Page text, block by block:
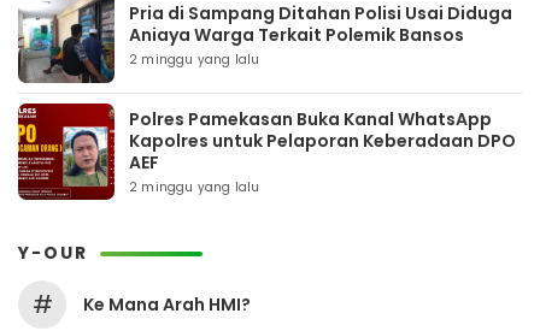
Pria di Sampang Ditahan Polisi Usai Diduga
Aniaya Warga Terkait Polemik Bansos
2 minggu yang lalu
Polres Pamekasan Buka Kanal WhatsApp
Kapolres untuk Pelaporan Keberadaan DPO
AEF
2 minggu yang lalu
Y-OUR
# Ke Mana Arah HMI?